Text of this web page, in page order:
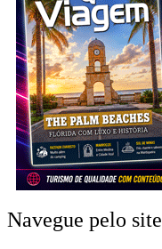
Navegue pelo site